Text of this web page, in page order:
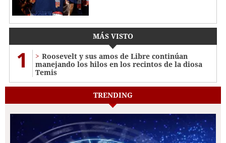
MÁS VISTO
1
Roosevelt y sus amos de Libre continúan
manejando los hilos en los recintos de la diosa
Temis
TRENDING